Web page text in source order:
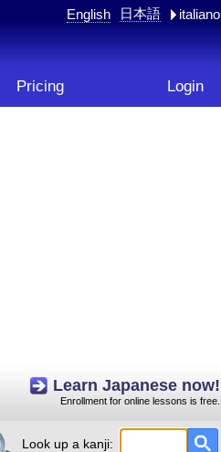
English 日本語 italiano
Pricing Login
Learn Japanese now!
Enrollment for online lessons is free.
Look up a kanji: